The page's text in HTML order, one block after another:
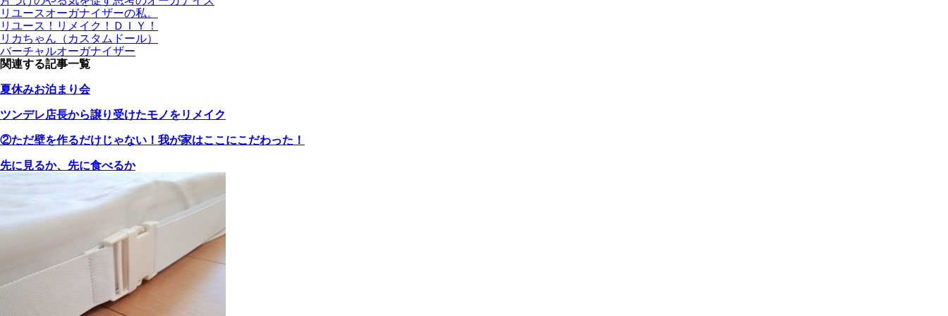
リユースオーガナイザーの私。
リユース！リメイク！ＤＩＹ！
リカちゃん（カスタムドール）
バーチャルオーガナイザー
関連する記事一覧
夏休みお泊まり会
ツンデレ店長から譲り受けたモノをリメイク
②ただ壁を作るだけじゃない！我が家はここにこだわった！
先に見るか、先に食べるか